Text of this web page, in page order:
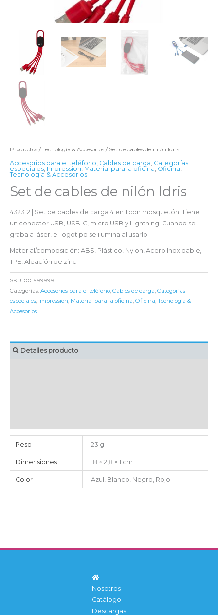
Productos / Tecnología & Accesorios / Set de cables de nilón Idris
Accesorios para el teléfono, Cables de carga, Categorías
especiales, Impression, Material para la oficina, Oficina,
Tecnología & Accesorios
Set de cables de nilón Idris
432312 | Set de cables de carga 4 en 1 con mosquetón. Tiene
un conector USB, USB-C, micro USB y Lightning. Cuando se
graba a láser, el logotipo se ilumina al usarlo.
Material/composición: ABS, Plástico, Nylon, Acero Inoxidable,
TPE, Aleación de zinc
SKU: 001999999
Categorías: Accesorios para el teléfono Cables de carga Categorías
especiales Impression Material para la oficina Oficina Tecnología &
Accesorios
Detalles producto
Peso 23 g
Dimensiones 18 × 2,8 × 1 cm
Color Azul, Blanco, Negro, Rojo
Nosotros
Catálogo
Descargas